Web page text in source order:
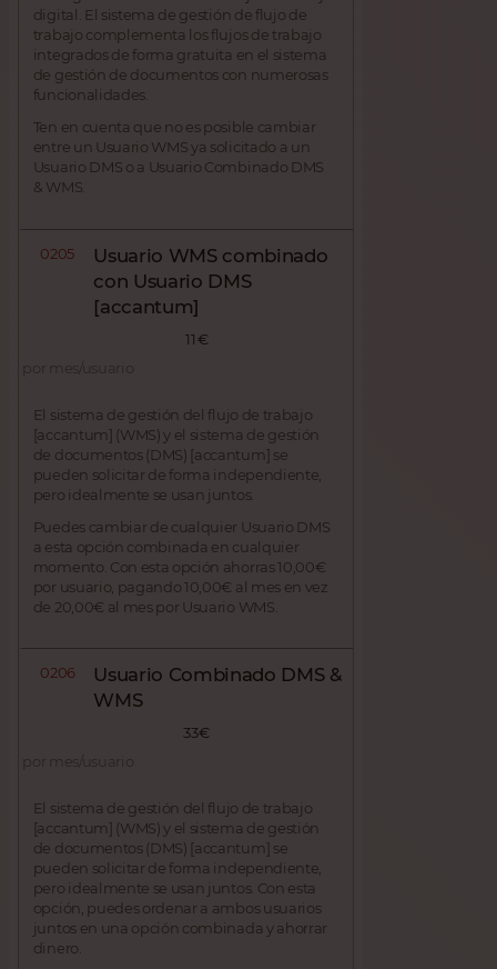
digital. El sistema de gestión de flujo de
trabajo complementa los flujos de trabajo
integrados de forma gratuita en el sistema
de gestión de documentos con numerosas
funcionalidades.
Ten en cuenta que no es posible cambiar
entre un Usuario WMS ya solicitado a un
Usuario DMS o a Usuario Combinado DMS
& WMS.
0205
Usuario WMS combinado
con Usuario DMS
[accantum]
11 €
por mes/usuario
El sistema de gestión del flujo de trabajo
[accantum] (WMS) y el sistema de gestión
de documentos (DMS) [accantum] se
pueden solicitar de forma independiente,
pero idealmente se usan juntos.
Puedes cambiar de cualquier Usuario DMS
a esta opción combinada en cualquier
momento. Con esta opción ahorras 10,00€
por usuario, pagando 10,00€ al mes en vez
de 20,00€ al mes por Usuario WMS.
0206
Usuario Combinado DMS &
WMS
33€
por mes/usuario
El sistema de gestión del flujo de trabajo
[accantum] (WMS) y el sistema de gestión
de documentos (DMS) [accantum] se
pueden solicitar de forma independiente,
pero idealmente se usan juntos. Con esta
opción, puedes ordenar a ambos usuarios
juntos en una opción combinada y ahorrar
dinero.